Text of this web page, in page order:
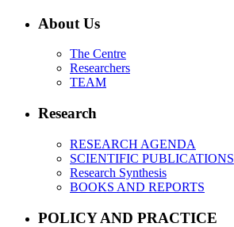
About Us
The Centre
Researchers
TEAM
Research
RESEARCH AGENDA
SCIENTIFIC PUBLICATIONS
Research Synthesis
BOOKS AND REPORTS
POLICY AND PRACTICE